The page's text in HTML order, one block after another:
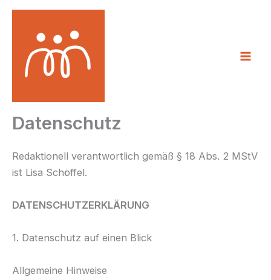
Zum
springen
Datenschutz
Redaktionell verantwortlich gemäß § 18 Abs. 2 MStV
ist Lisa Schöffel.
DATENSCHUTZERKLÄRUNG
1. Datenschutz auf einen Blick
Allgemeine Hinweise